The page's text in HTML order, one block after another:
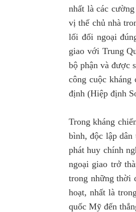
nhất là các
vị thế chủ nhà
lối đối ngoại
giao với Trung
bộ phận và được
công cuộc kháng
định (Hiệp định
Trong kháng
bình, độc lập
phát huy chính
ngoại giao trở
trong những thời
hoạt, nhất là
quốc Mỹ đến